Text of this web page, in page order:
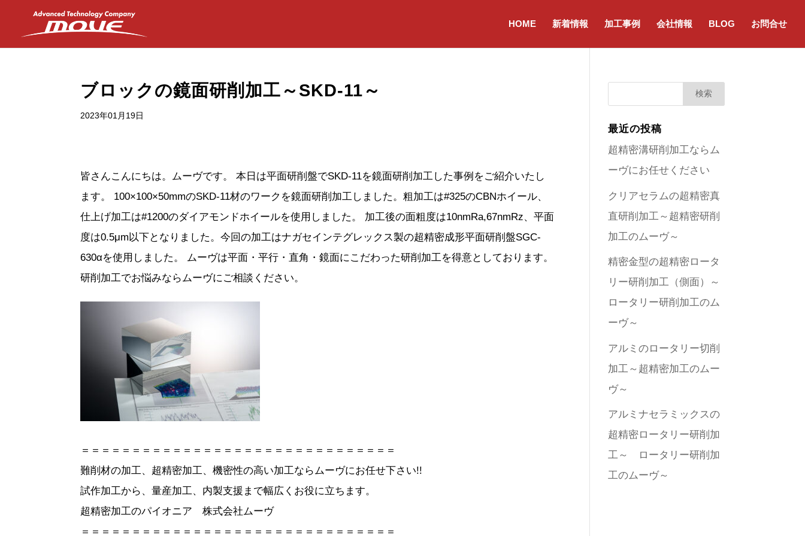
HOME 新着情報 加工事例 会社情報 BLOG お問合せ
ブロックの鏡面研削加工～SKD-11～
2023年01月19日
皆さんこんにちは。ムーヴです。 本日は平面研削盤でSKD-11を鏡面研削加工した事例をご紹介いたし
ます。 100×100×50mmのSKD-11材のワークを鏡面研削加工しました。粗加工は#325のCBNホイール、
仕上げ加工は#1200のダイアモンドホイールを使用しました。 加工後の面粗度は10nmRa,67nmRz、平面
度は0.5μm以下となりました。今回の加工はナガセインテグレックス製の超精密成形平面研削盤SGC-
630αを使用しました。 ムーヴは平面・平行・直角・鏡面にこだわった研削加工を得意としております。
研削加工でお悩みならムーヴにご相談ください。
＝＝＝＝＝＝＝＝＝＝＝＝＝＝＝＝＝＝＝＝＝＝＝＝＝＝＝＝＝＝＝
難削材の加工、超精密加工、機密性の高い加工ならムーヴにお任せ下さい!!
試作加工から、量産加工、内製支援まで幅広くお役に立ちます。
超精密加工のパイオニア 株式会社ムーヴ
＝＝＝＝＝＝＝＝＝＝＝＝＝＝＝＝＝＝＝＝＝＝＝＝＝＝＝＝＝＝＝
最近の投稿
超精密溝研削加工ならム
ーヴにお任せください
クリアセラムの超精密真
直研削加工～超精密研削
加工のムーヴ～
精密金型の超精密ロータ
リー研削加工（側面）～
ロータリー研削加工のム
ーヴ～
アルミのロータリー切削
加工～超精密加工のムー
ヴ～
アルミナセラミックスの
超精密ロータリー研削加
工～ ロータリー研削加
工のムーヴ～